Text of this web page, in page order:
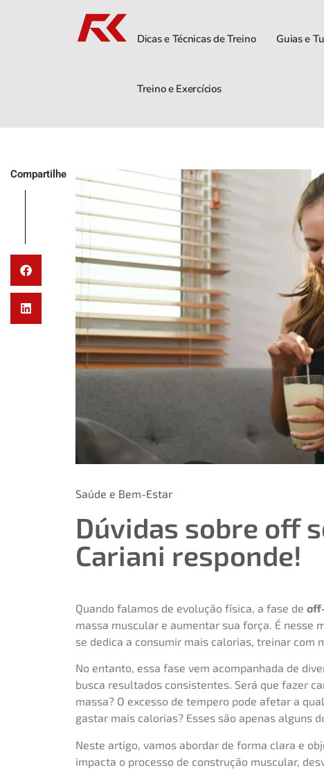
Dicas e Técnicas de Treino Guias e
Treino e Exercícios
Compartilhe
Saúde e Bem-Estar
Dúvidas sobre off
Cariani responde!
Quando falamos de evolução física, a fase de
massa muscular e aumentar sua força. É nesse
se dedica a consumir mais calorias, treinar com
No entanto, essa fase vem acompanhada de
busca resultados consistentes. Será que fazer
massa? O excesso de tempero pode afetar a
gastar mais calorias? Esses são apenas alguns
Neste artigo, vamos abordar de forma clara e
impacta o processo de construção muscular,